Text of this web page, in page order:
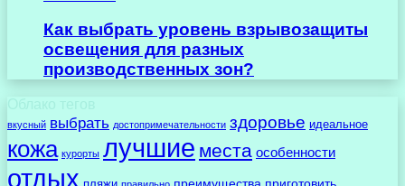
Как выбрать уровень взрывозащиты
освещения для разных
производственных зон?
Облако тегов
вкусный выбрать достопримечательности здоровье идеальное
кожа курорты лучшие места особенности
отдых